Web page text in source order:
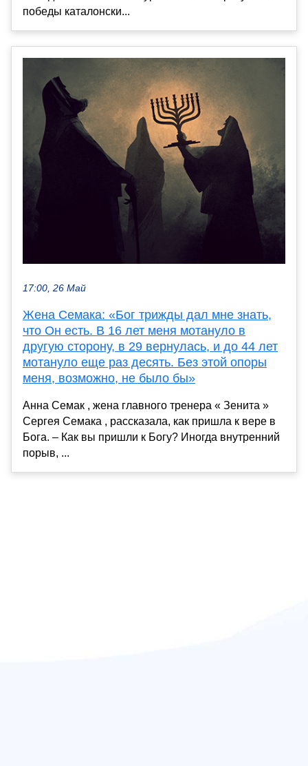
победы каталонски...
17:00, 26 Май
Жена Семака: «Бог трижды дал мне знать,
что Он есть. В 16 лет меня мотануло в
другую сторону, в 29 вернулась, и до 44 лет
мотануло еще раз десять. Без этой опоры
меня, возможно, не было бы»
Анна Семак , жена главного тренера « Зенита »
Сергея Семака , рассказала, как пришла к вере в
Бога. – Как вы пришли к Богу? Иногда внутренний
порыв, ...